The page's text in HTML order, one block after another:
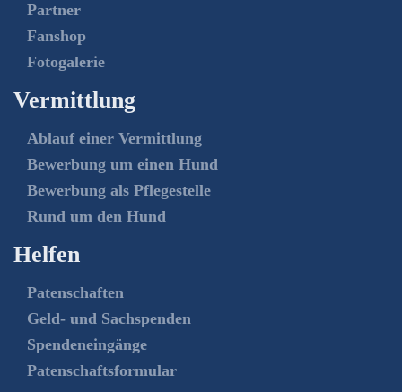
Partner
Fanshop
Fotogalerie
Vermittlung
Ablauf einer Vermittlung
Bewerbung um einen Hund
Bewerbung als Pflegestelle
Rund um den Hund
Helfen
Patenschaften
Geld- und Sachspenden
Spendeneingänge
Patenschaftsformular